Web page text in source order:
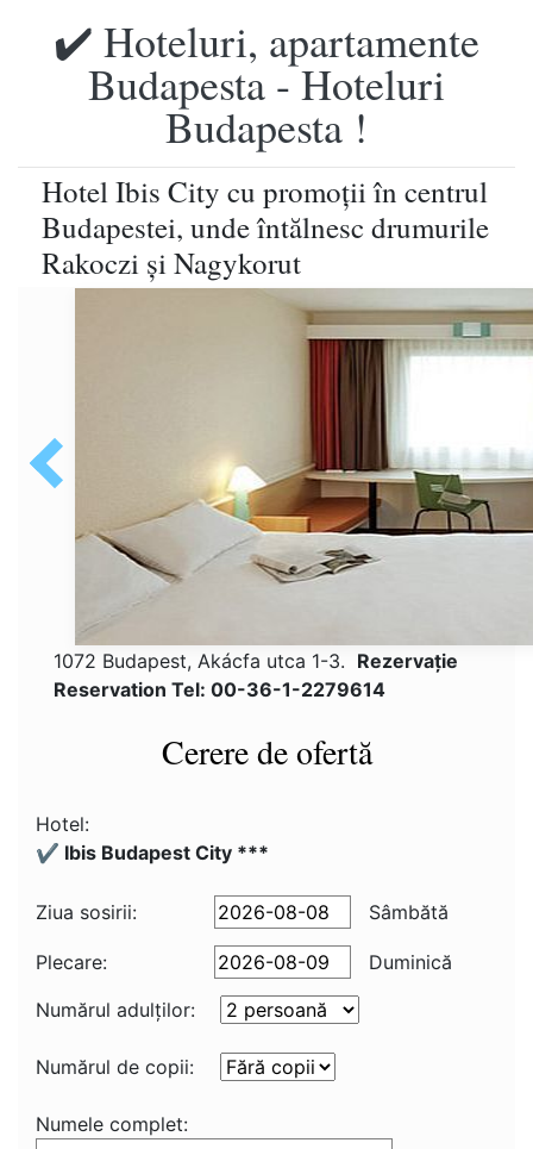
✔️ Hoteluri, apartamente
Budapesta - Hoteluri
Budapesta !
Hotel Ibis City cu promoţii în centrul
Budapestei, unde întălnesc drumurile
Rakoczi şi Nagykorut
1072 Budapest, Akácfa utca 1-3. Rezervaţie
Reservation Tel: 00-36-1-2279614
Cerere de ofertă
Hotel:
✔️ Ibis Budapest City ***
Ziua sosirii: Sâmbătă
Plecare:
Duminică
Numărul adulţilor:
Numărul de copii:
Numele complet: